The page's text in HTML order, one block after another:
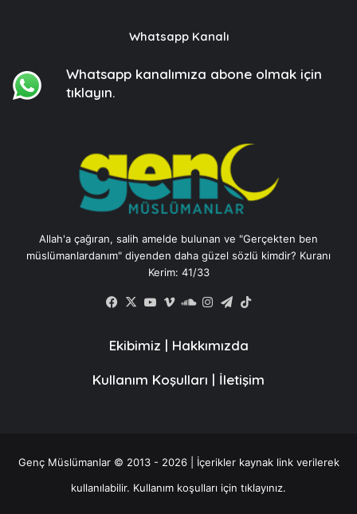
Whatsapp Kanalı
Whatsapp kanalımıza abone olmak için
tıklayın.
Allah'a çağıran, salih amelde bulunan ve "Gerçekten ben
müslümanlardanım" diyenden daha güzel sözlü kimdir? Kuranı
Kerim: 41/33
Facebook
X YouTube
VimeoSoundCloud
Instagram
Telegram
Ekibimiz | Hakkımızda
Kullanım Koşulları | İletişim
Genç Müslümanlar © 2013 - 2026 | İçerikler kaynak link verilerek
kullanılabilir. Kullanım koşulları için tıklayınız.